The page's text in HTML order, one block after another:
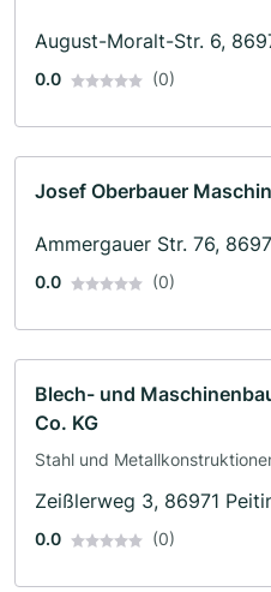
August-Moralt-Str. 6,
0.0 (0)
Josef Oberbauer
Ammergauer Str. 76,
0.0 (0)
Blech- und
Co. KG
Stahl und
Zeißlerweg 3, 86971
0.0 (0)